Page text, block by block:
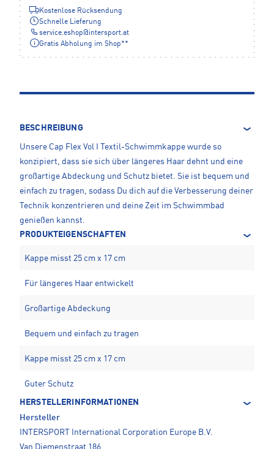
Kostenlose Rücksendung
Schnelle Lieferung
service.eshop@intersport.at
Gratis Abholung im Shop**
BESCHREIBUNG
Unsere Cap Flex Vol I Textil-Schwimmkappe wurde so
konzipiert, dass sie sich über längeres Haar dehnt und eine
großartige Abdeckung und Schutz bietet. Sie ist bequem und
einfach zu tragen, sodass Du dich auf die Verbesserung deiner
Technik konzentrieren und deine Zeit im Schwimmbad
genießen kannst.
PRODUKTEIGENSCHAFTEN
Kappe misst 25 cm x 17 cm
Für längeres Haar entwickelt
Großartige Abdeckung
Bequem und einfach zu tragen
Kappe misst 25 cm x 17 cm
Guter Schutz
HERSTELLERINFORMATIONEN
Hersteller
INTERSPORT International Corporation Europe B.V.
Van Diemenstraat 186